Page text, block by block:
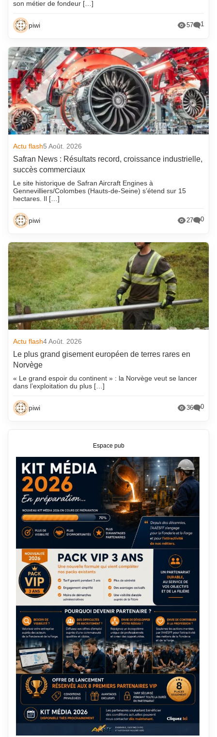
son métier de fondeur […]
piwi 57 1
Actu flash5 Août. 2026
Safran News : Résultats record, croissance industrielle,
succès commerciaux
Le site historique de Safran Aircraft Engines à
Gennevilliers/Colombes (Hauts-de-Seine) s’étend sur 15
hectares. Il […]
piwi 27 0
Actu flash4 Août. 2026
Le plus grand gisement européen de terres rares en
Norvège
« Le grand espoir du continent » : la Norvège veut se lancer
dans l’exploitation du plus […]
piwi 36 0
Espace pub